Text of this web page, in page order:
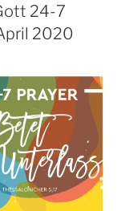
24-7
2020